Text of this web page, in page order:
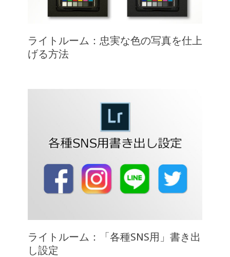
ライトルーム：忠実な色の写真を仕上
げる方法
ライトルーム：「各種SNS用」書き出
し設定